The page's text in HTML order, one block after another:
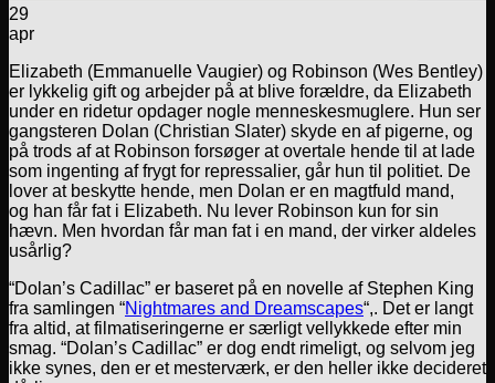
29
apr
Elizabeth (Emmanuelle Vaugier) og Robinson (Wes Bentley)
er lykkelig gift og arbejder på at blive forældre, da Elizabeth
under en ridetur opdager nogle menneskesmuglere. Hun ser
gangsteren Dolan (Christian Slater) skyde en af pigerne, og
på trods af at Robinson forsøger at overtale hende til at lade
som ingenting af frygt for repressalier, går hun til politiet. De
lover at beskytte hende, men Dolan er en magtfuld mand,
og han får fat i Elizabeth. Nu lever Robinson kun for sin
hævn. Men hvordan får man fat i en mand, der virker aldeles
usårlig?
“Dolan’s Cadillac” er baseret på en novelle af Stephen King
fra samlingen “Nightmares and Dreamscapes“,. Det er langt
fra altid, at filmatiseringerne er særligt vellykkede efter min
smag. “Dolan’s Cadillac” er dog endt rimeligt, og selvom jeg
ikke synes, den er et mesterværk, er den heller ikke decideret